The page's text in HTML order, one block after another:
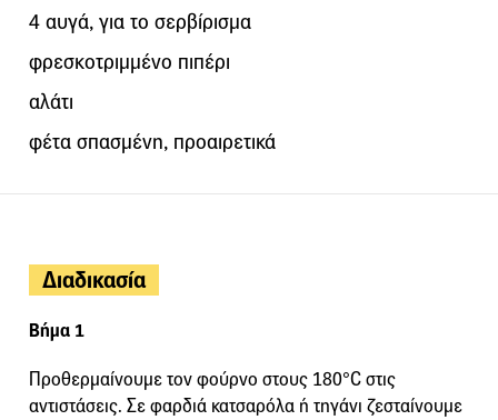
4 αυγά, για το σερβίρισμα
φρεσκοτριμμένο πιπέρι
αλάτι
φέτα σπασμένη, προαιρετικά
Διαδικασία
Βήμα 1
Προθερμαίνουμε τον φούρνο στους 180°C στις
αντιστάσεις. Σε φαρδιά κατσαρόλα ή τηγάνι ζεσταίνουμε